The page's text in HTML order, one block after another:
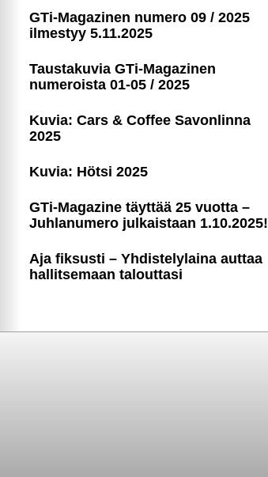
GTi-Magazinen numero 09 / 2025
ilmestyy 5.11.2025
Taustakuvia GTi-Magazinen
numeroista 01-05 / 2025
Kuvia: Cars & Coffee Savonlinna
2025
Kuvia: Hötsi 2025
GTi-Magazine täyttää 25 vuotta –
Juhlanumero julkaistaan 1.10.2025!
Aja fiksusti – Yhdis­te­ly­laina auttaa
hallitsemaan talouttasi